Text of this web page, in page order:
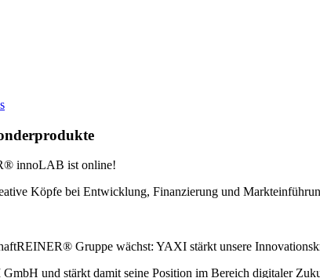
innoLAB ist online!
Köpfe bei Entwicklung, Finanzierung und
REINER® Gruppe wächst: YAXI stärkt unsere
und stärkt damit seine Position im Bereich digitaler